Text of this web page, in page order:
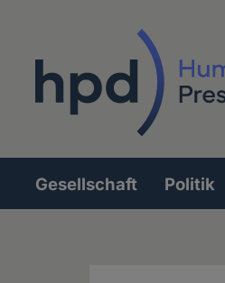
Hauptnavigation
Gesellschaft Politik